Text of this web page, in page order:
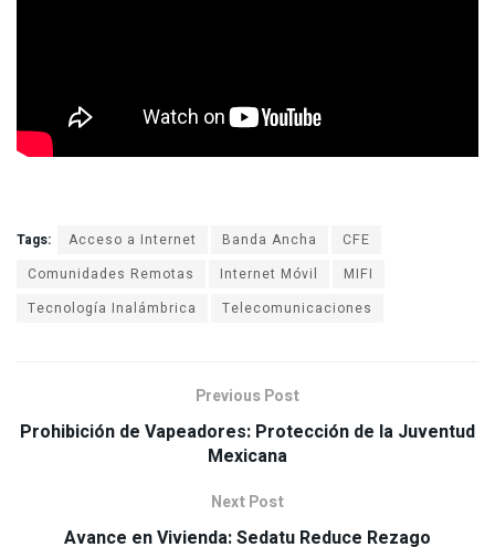
Tags: Acceso a Internet Banda Ancha
CFE
Comunidades Remotas
Internet Móvil
MIFI
Tecnología Inalámbrica
Telecomunicaciones
Previous Post
Prohibición de Vapeadores: Protección de la Juventud
Mexicana
Next Post
Avance en Vivienda: Sedatu Reduce Rezago